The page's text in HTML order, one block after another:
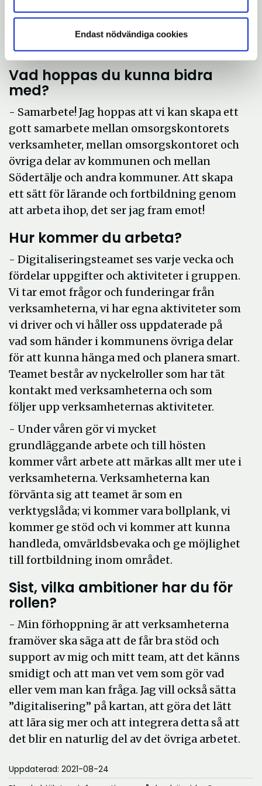
Endast nödvändiga cookies
och att som brukare få vara med kan förstås
göra att man trivs bättre. Det är otroligt
viktigt!
Vad hoppas du kunna bidra
med?
- Samarbete! Jag hoppas att vi kan skapa ett
gott samarbete mellan omsorgskontorets
verksamheter, mellan omsorgskontoret och
övriga delar av kommunen och mellan
Södertälje och andra kommuner. Att skapa
ett sätt för lärande och fortbildning genom
att arbeta ihop, det ser jag fram emot!
Hur kommer du arbeta?
- Digitaliseringsteamet ses varje vecka och
fördelar uppgifter och aktiviteter i gruppen.
Vi tar emot frågor och funderingar från
verksamheterna, vi har egna aktiviteter som
vi driver och vi håller oss uppdaterade på
vad som händer i kommunens övriga delar
för att kunna hänga med och planera smart.
Teamet består av nyckelroller som har tät
kontakt med verksamheterna och som
följer upp verksamheternas aktiviteter.
- Under våren gör vi mycket
grundläggande arbete och till hösten
kommer vårt arbete att märkas allt mer ute i
verksamheterna. Verksamheterna kan
förvänta sig att teamet är som en
verktygslåda; vi kommer vara bollplank, vi
kommer ge stöd och vi kommer att kunna
handleda, omvärldsbevaka och ge möjlighet
till fortbildning inom området.
Sist, vilka ambitioner har du för
rollen?
- Min förhoppning är att verksamheterna
framöver ska säga att de får bra stöd och
support av mig och mitt team, att det känns
smidigt och att man vet vem som gör vad
eller vem man kan fråga. Jag vill också sätta
”digitalisering” på kartan, att göra det lätt
att lära sig mer och att integrera detta så att
det blir en naturlig del av det övriga arbetet.
Uppdaterad: 2021-08-24